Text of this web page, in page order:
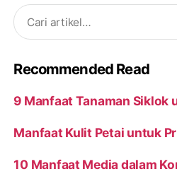
Search
for:
Recommended Read
9 Manfaat Tanaman Siklok
Manfaat Kulit Petai untuk
10 Manfaat Media dalam